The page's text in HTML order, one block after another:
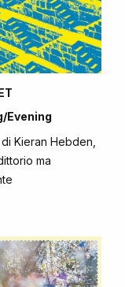
Evening
Kieran Hebden,
ma